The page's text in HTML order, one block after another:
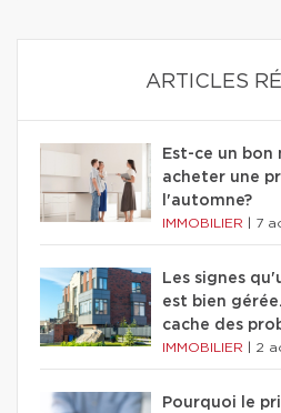
ARTICLES
Est-ce un
acheter une
l'automne?
IMMOBILIER 7
Les signes
est bien
cache des
IMMOBILIER 2
Pourquoi le